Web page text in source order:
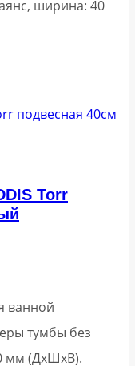
ширина: 40
Torr
ванной
тумбы без
мм (ДхШхВ).